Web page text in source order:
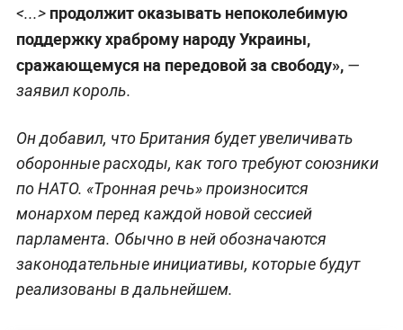
<...>продолжит оказывать непоколебимую
поддержку храброму народу Украины,
сражающемуся на передовой за свободу», —
заявил король.
Он добавил, что Британия будет увеличивать
оборонные расходы, как того требуют союзники
по НАТО. «Тронная речь» произносится
монархом перед каждой новой сессией
парламента. Обычно в ней обозначаются
законодательные инициативы, которые будут
реализованы в дальнейшем.